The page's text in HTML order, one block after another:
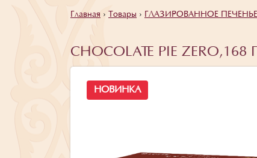
Главная › Товары › ГЛАЗИРОВАННОЕ
CHOCOLATE PIE ZERO,168 Г
НОВИНКА